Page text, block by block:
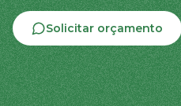
Solicitar orçamento